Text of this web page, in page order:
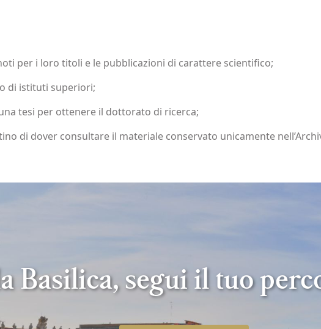
per i loro titoli e le pubblicazioni di carattere scientifico;
di istituti superiori;
tesi per ottenere il dottorato di ricerca;
di dover consultare il materiale conservato unicamente
Basilica, segui il tuo